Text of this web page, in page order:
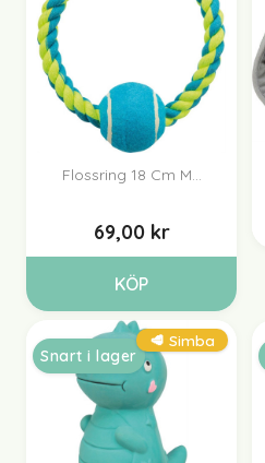
Flossring 18 Cm M...
69,00 kr
KÖP
🥩 Simba
Snart i lager